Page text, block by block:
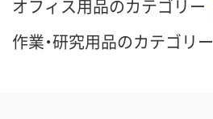
オフィス用品のカテゴリー
作業・研究用品のカテゴリー